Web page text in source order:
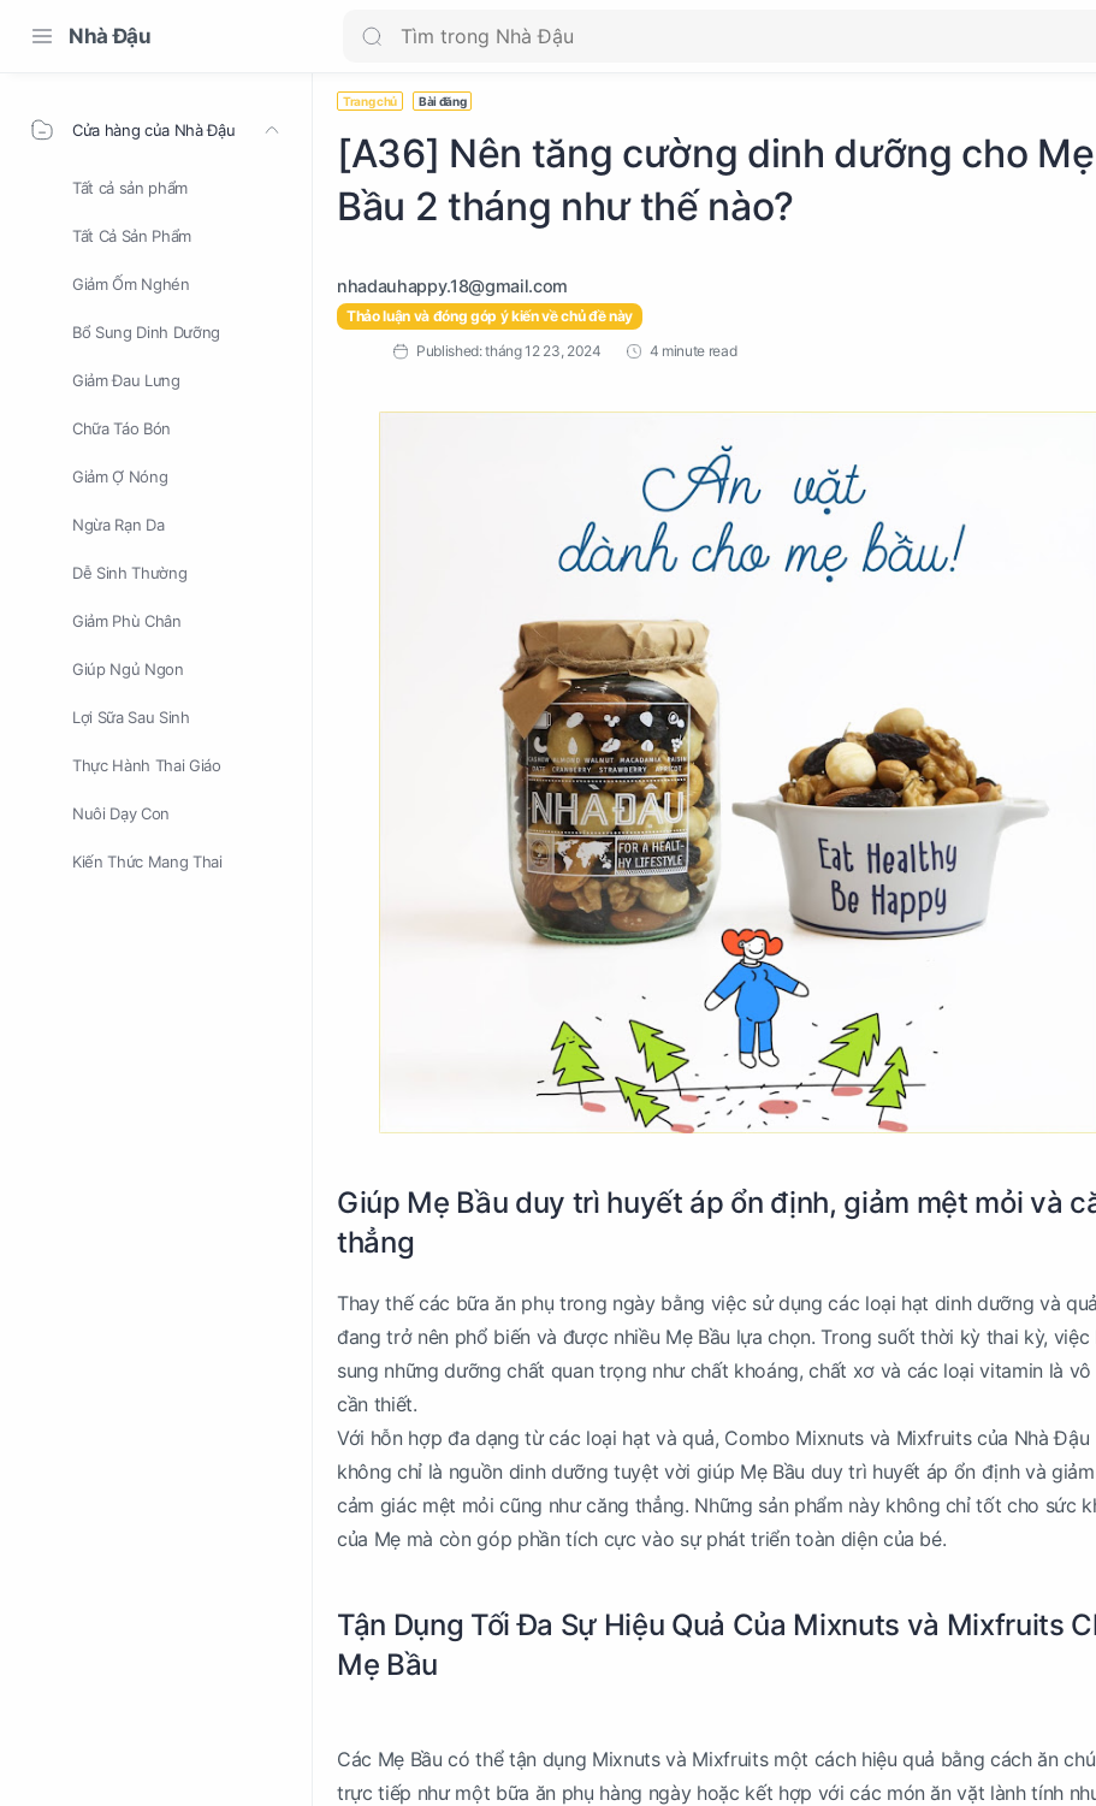
Nhà Đậu
Cửa hàng của Nhà Đậu
Tất cả sản phẩm
Tất Cả Sản Phẩm
Giảm Ốm Nghén
Bổ Sung Dinh Dưỡng
Giảm Đau Lưng
Chữa Táo Bón
Giảm Ợ Nóng
Ngừa Rạn Da
Dễ Sinh Thường
Giảm Phù Chân
Giúp Ngủ Ngon
Lợi Sữa Sau Sinh
Thực Hành Thai Giáo
Nuôi Dạy Con
Kiến Thức Mang Thai
Trang chủ Bài đăng
[A36] Nên tăng cường dinh dưỡng cho Mẹ
Bầu 2 tháng như thế nào?
Thảo luận và đóng góp ý kiến về chủ đề này
4 minute read
Giúp Mẹ Bầu duy trì huyết áp ổn định, giảm mệt mỏi và
thẳng
Thay thế các bữa ăn phụ trong ngày bằng việc sử dụng các loại hạt dinh dưỡng và
đang trở nên phổ biến và được nhiều Mẹ Bầu lựa chọn. Trong suốt thời kỳ thai kỳ, việc
sung những dưỡng chất quan trọng như chất khoáng, chất xơ và các loại vitamin là vô
cần thiết.
Với hỗn hợp đa dạng từ các loại hạt và quả, Combo Mixnuts và Mixfruits của Nhà Đậu
không chỉ là nguồn dinh dưỡng tuyệt vời giúp Mẹ Bầu duy trì huyết áp ổn định và
cảm giác mệt mỏi cũng như căng thẳng. Những sản phẩm này không chỉ tốt cho sức
của Mẹ mà còn góp phần tích cực vào sự phát triển toàn diện của bé.
Tận Dụng Tối Đa Sự Hiệu Quả Của Mixnuts và Mixfruits
Mẹ Bầu
Các Mẹ Bầu có thể tận dụng Mixnuts và Mixfruits một cách hiệu quả bằng cách ăn
trực tiếp như một bữa ăn phụ hàng ngày hoặc kết hợp với các món ăn vặt lành tính